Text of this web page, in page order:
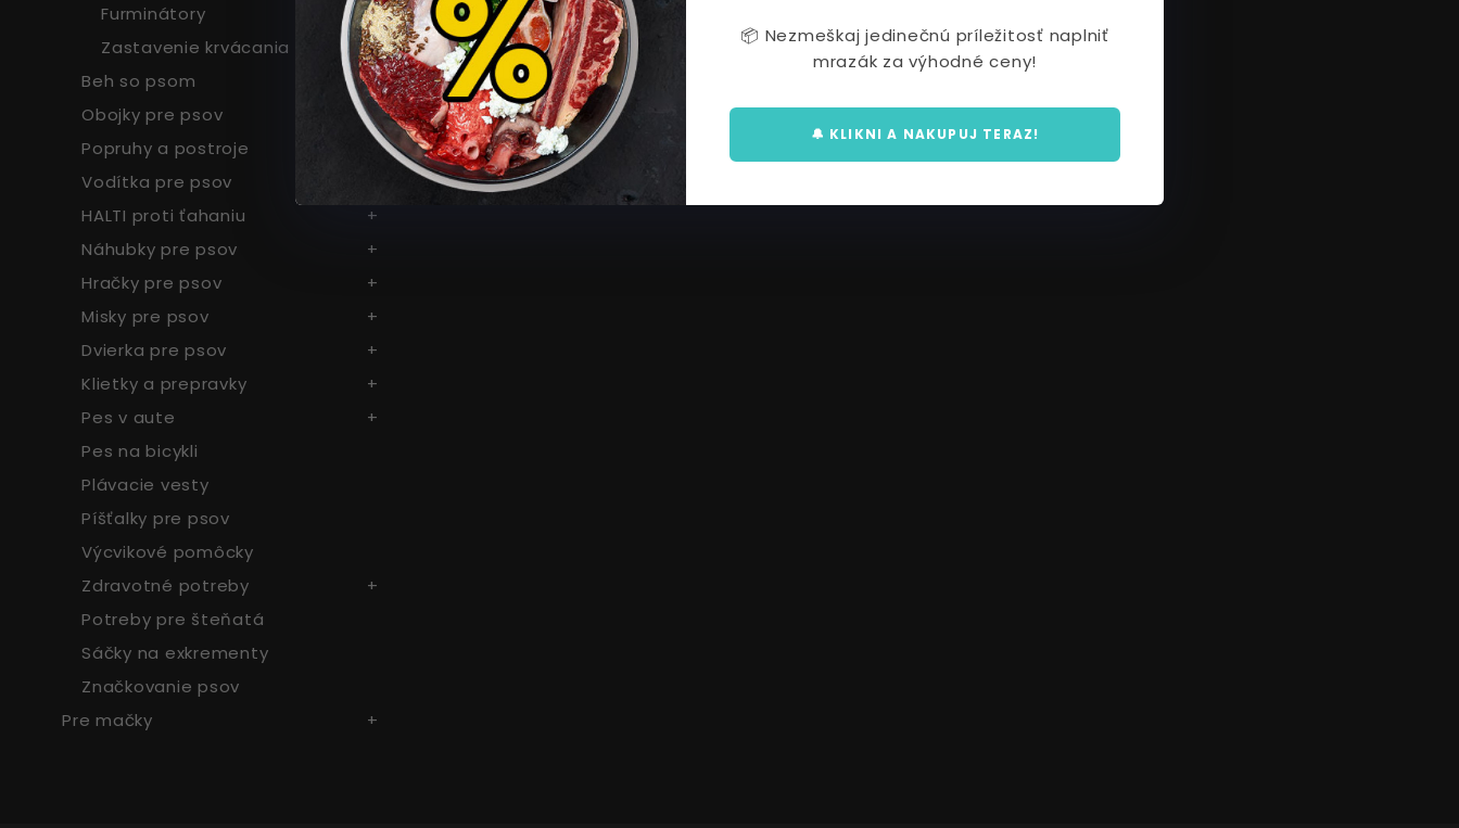
Furminátory
Zastavenie krvácania
Beh so psom
Obojky pre psov
Popruhy a postroje
Vodítka pre psov
HALTI proti ťahaniu
Náhubky pre psov
Hračky pre psov
Misky pre psov
Dvierka pre psov
Klietky a prepravky
Pes v aute
Pes na bicykli
Plávacie vesty
Píšťalky pre psov
Výcvikové pomôcky
Zdravotné potreby
Potreby pre šteňatá
Sáčky na exkrementy
Značkovanie psov
Pre mačky
📦 Nezmeškaj jedinečnú príležitosť naplniť
mrazák za výhodné ceny!
🔔 KLIKNI A NAKUPUJ TERAZ!